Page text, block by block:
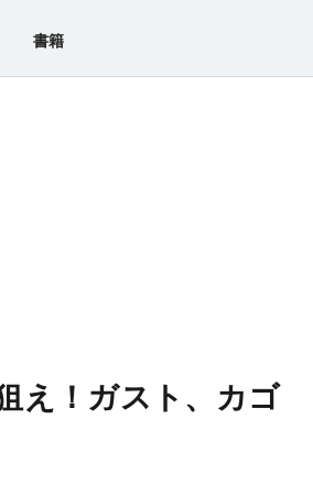
書籍
え！ガスト、カゴ